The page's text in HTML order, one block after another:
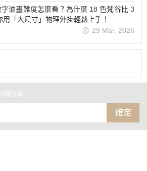
字油畫難度怎麼看？為什麼 18 色梵谷比 3
「大尺寸」物理外掛輕鬆上手！
29 Mar, 2026
電子報
確定